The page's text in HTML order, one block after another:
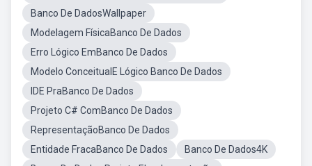
Banco De DadosWallpaper
Modelagem FísicaBanco De Dados
Erro Lógico EmBanco De Dados
Modelo ConceitualE Lógico Banco De Dados
IDE PraBanco De Dados
Projeto C# ComBanco De Dados
RepresentaçãoBanco De Dados
Entidade FracaBanco De Dados
Banco De Dados4K